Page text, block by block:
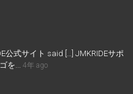
公式サイト said […] JMKRIDEサポ
を... 4年 ago